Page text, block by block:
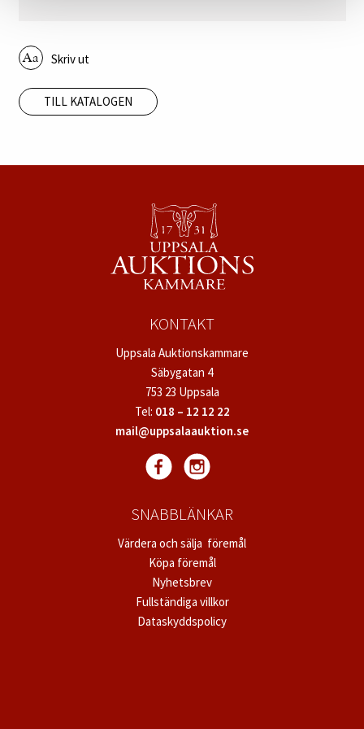
Skriv ut
TILL KATALOGEN
KONTAKT
Uppsala Auktionskammare
Säbygatan 4
753 23 Uppsala
Tel: 018 – 12 12 22
mail@uppsalaauktion.se
SNABBLÄNKAR
Värdera och sälja föremål
Köpa föremål
Nyhetsbrev
Fullständiga villkor
Dataskyddspolicy